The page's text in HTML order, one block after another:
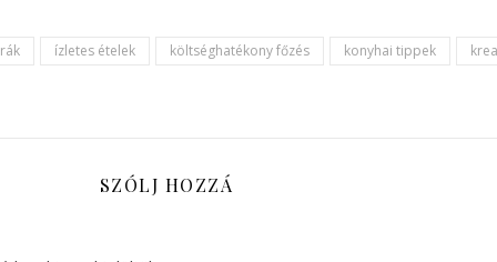
ízletes ételek költséghatékony főzés konyhai tippek
SZÓLJ HOZZÁ